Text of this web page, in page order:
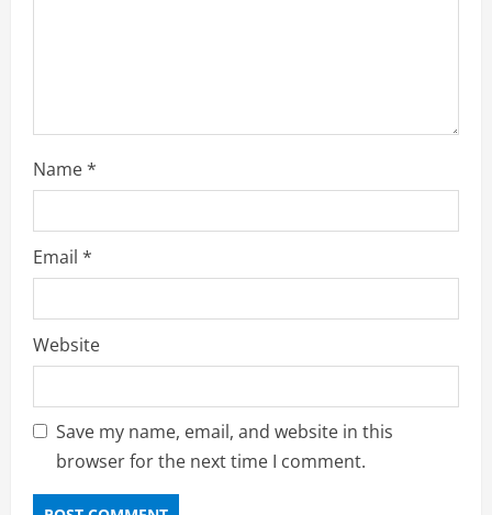
Name*
Email *
Website
Save my name, email, and website in this
browser for the next time I comment.